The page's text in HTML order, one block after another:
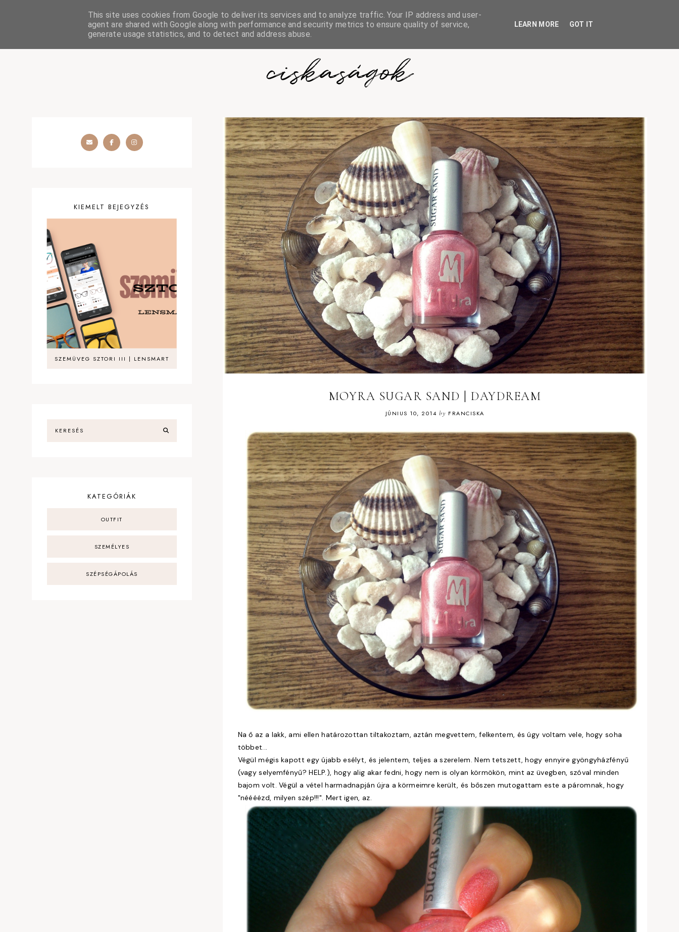
SZÉPSÉGÁPOLÁS OUTFIT SZEMÉLYES
ciskaságok
MOYRA SUGAR SAND | DAYDREAM
JÚNIUS 10, 2014 by FRANCISKA
Na ő az a lakk, ami ellen határozottan tiltakoztam, aztán megvettem, felkentem, és úgy voltam vele, hogy soha
többet...
Végül mégis kapott egy újabb esélyt, és jelentem, teljes a szerelem. Nem tetszett, hogy ennyire gyöngyházfényű
(vagy selyemfényű? HELP.), hogy alig akar fedni, hogy nem is olyan körmökön, mint az üvegben, szóval minden
bajom volt. Végül a vétel harmadnapján újra a körmeimre került, és bőszen mutogattam este a páromnak, hogy
"néééézd, milyen szép!!!". Mert igen, az.
KIEMELT BEJEGYZÉS
SZEMÜVEG SZTORI III | LENSMART
KATEGÓRIÁK
OUTFIT
SZEMÉLYES
SZÉPSÉGÁPOLÁS
This site uses cookies from Google to deliver its services and to analyze traffic. Your IP address and user-
agent are shared with Google along with performance and security metrics to ensure quality of service,
generate usage statistics, and to detect and address abuse.
LEARN MORE GOT IT